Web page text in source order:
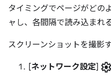
タイミングでページがどの
ャし、各間隔で読み込まれ
スクリーンショットを撮影
[ネットワーク設定] settings